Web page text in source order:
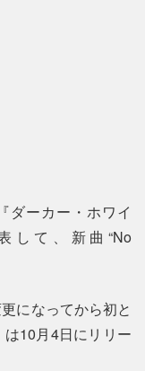
ダーカー・ホワイ
して、新曲“No
になってから初と
10月4日にリリー